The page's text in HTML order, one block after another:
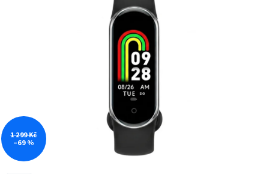
1 299 Kč
–69 %